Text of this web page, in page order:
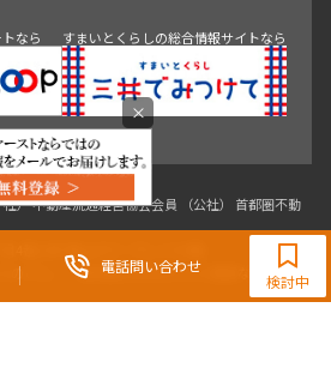
電話問い合わせ
190-554
スタートライングループ(株)
検討中
なら すまいとくらしの総合情報サイトなら
社） 不動産流通経営協会会員 （公社） 首都圏不動
×